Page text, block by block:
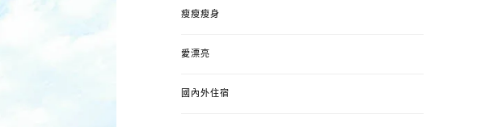
瘦瘦瘦身
愛漂亮
國內外住宿